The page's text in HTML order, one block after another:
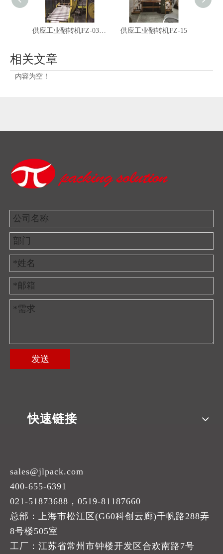
供应工业翻转机FZ-03+双向输送 供应工业翻转机FZ-15
相关文章
内容为空！
发送
快速链接
sales@jlpack.com
400-655-6391
021-51873688，0519-81187660
总部：上海市松江区(G60科创云廊)千帆路288弄
8号楼505室
工厂：江苏省常州市钟楼开发区合欢南路7号